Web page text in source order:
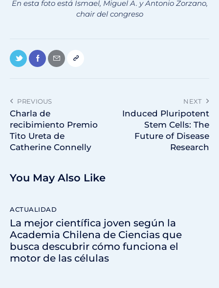
En esta foto está Ismael, Miguel A. y Antonio Zorzano,
chair del congreso
PREVIOUS
Charla de
recibimiento Premio
Tito Ureta de
Catherine Connelly
NEXT
Induced Pluripotent
Stem Cells: The
Future of Disease
Research
You May Also Like
ACTUALIDAD
La mejor científica joven según la
Academia Chilena de Ciencias que
busca descubrir cómo funciona el
motor de las células